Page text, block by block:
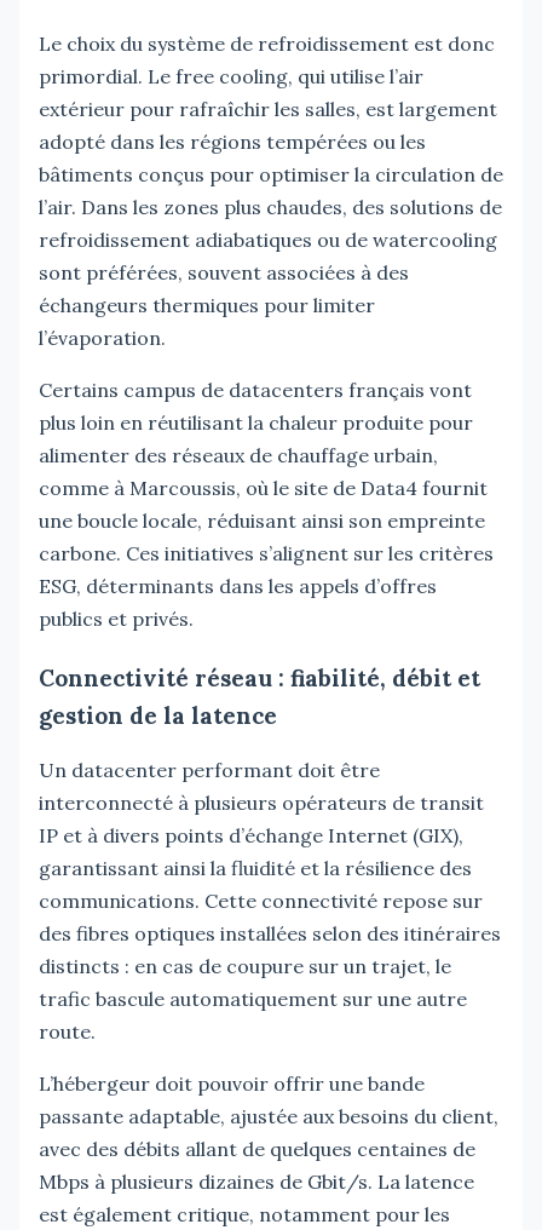
Le choix du système de refroidissement est donc
primordial. Le free cooling, qui utilise l’air
extérieur pour rafraîchir les salles, est largement
adopté dans les régions tempérées ou les
bâtiments conçus pour optimiser la circulation de
l’air. Dans les zones plus chaudes, des solutions de
refroidissement adiabatiques ou de watercooling
sont préférées, souvent associées à des
échangeurs thermiques pour limiter
l’évaporation.
Certains campus de datacenters français vont
plus loin en réutilisant la chaleur produite pour
alimenter des réseaux de chauffage urbain,
comme à Marcoussis, où le site de Data4 fournit
une boucle locale, réduisant ainsi son empreinte
carbone. Ces initiatives s’alignent sur les critères
ESG, déterminants dans les appels d’offres
publics et privés.
Connectivité réseau : fiabilité, débit et
gestion de la latence
Un datacenter performant doit être
interconnecté à plusieurs opérateurs de transit
IP et à divers points d’échange Internet (GIX),
garantissant ainsi la fluidité et la résilience des
communications. Cette connectivité repose sur
des fibres optiques installées selon des itinéraires
distincts : en cas de coupure sur un trajet, le
trafic bascule automatiquement sur une autre
route.
L’hébergeur doit pouvoir offrir une bande
passante adaptable, ajustée aux besoins du client,
avec des débits allant de quelques centaines de
Mbps à plusieurs dizaines de Gbit/s. La latence
est également critique, notamment pour les